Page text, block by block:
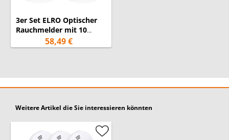
Anzahl:
24 Monate
3er Set ELRO Optischer
Rauchmelder mit 10
Jahres Batterie, Flach
Höhe 2,3cm Weiß
58,49 €
Weitere Artikel die Sie interessieren könnten